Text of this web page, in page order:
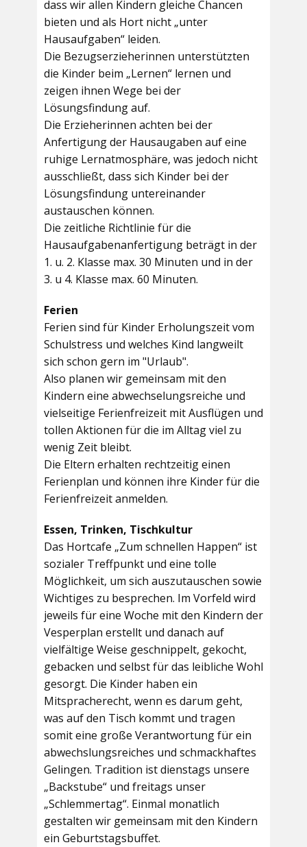
dass wir allen Kindern gleiche Chancen
bieten und als Hort nicht „unter
Hausaufgaben“ leiden.
Die Bezugserzieherinnen unterstützten
die Kinder beim „Lernen“ lernen und
zeigen ihnen Wege bei der
Lösungsfindung auf.
Die Erzieherinnen achten bei der
Anfertigung der Hausaugaben auf eine
ruhige Lernatmosphäre, was jedoch nicht
ausschließt, dass sich Kinder bei der
Lösungsfindung untereinander
austauschen können.
Die zeitliche Richtlinie für die
Hausaufgabenanfertigung beträgt in der
1. u. 2. Klasse max. 30 Minuten und in der
3. u 4. Klasse max. 60 Minuten.
Ferien
Ferien sind für Kinder Erholungszeit vom
Schulstress und welches Kind langweilt
sich schon gern im "Urlaub".
Also planen wir gemeinsam mit den
Kindern eine abwechselungsreiche und
vielseitige Ferienfreizeit mit Ausflügen und
tollen Aktionen für die im Alltag viel zu
wenig Zeit bleibt.
Die Eltern erhalten rechtzeitig einen
Ferienplan und können ihre Kinder für die
Ferienfreizeit anmelden.
Essen, Trinken, Tischkultur
Das Hortcafe „Zum schnellen Happen“ ist
sozialer Treffpunkt und eine tolle
Möglichkeit, um sich auszutauschen sowie
Wichtiges zu besprechen. Im Vorfeld wird
jeweils für eine Woche mit den Kindern der
Vesperplan erstellt und danach auf
vielfältige Weise geschnippelt, gekocht,
gebacken und selbst für das leibliche Wohl
gesorgt. Die Kinder haben ein
Mitspracherecht, wenn es darum geht,
was auf den Tisch kommt und tragen
somit eine große Verantwortung für ein
abwechslungsreiches und schmackhaftes
Gelingen. Tradition ist dienstags unsere
„Backstube“ und freitags unser
„Schlemmertag“. Einmal monatlich
gestalten wir gemeinsam mit den Kindern
ein Geburtstagsbuffet.